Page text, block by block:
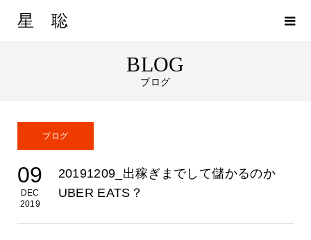
星 聡
BLOG
ブログ
ブログ
09
DEC
2019
20191209_出稼ぎまでして儲かるのか
UBER EATS？